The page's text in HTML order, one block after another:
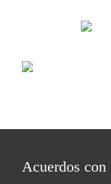
Acuerdos con